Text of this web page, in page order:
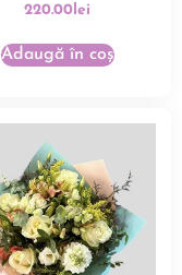
220.00 lei
Adaugă în coș